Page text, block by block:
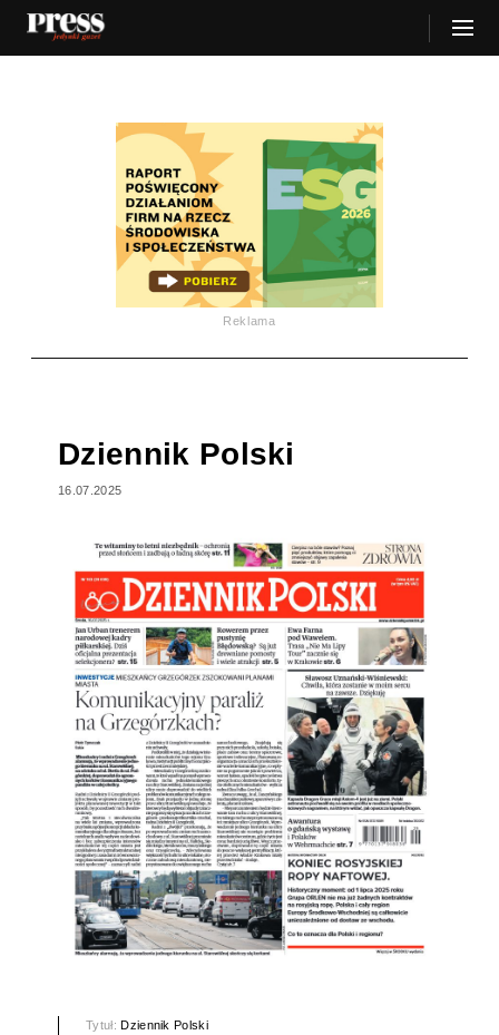
Reklama
Dziennik Polski
16.07.2025
Tytuł: Dziennik Polski